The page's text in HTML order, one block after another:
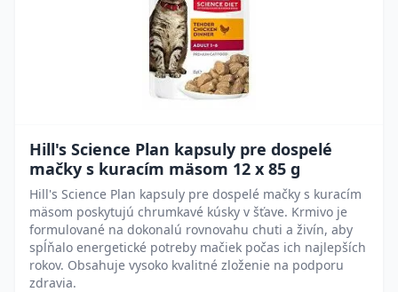
Hill's Science Plan kapsuly pre dospelé
mačky s kuracím mäsom 12 x 85 g
Hill's Science Plan kapsuly pre dospelé mačky s kuracím
mäsom poskytujú chrumkavé kúsky v šťave. Krmivo je
formulované na dokonalú rovnovahu chuti a živín, aby
spĺňalo energetické potreby mačiek počas ich najlepších
rokov. Obsahuje vysoko kvalitné zloženie na podporu
zdravia.